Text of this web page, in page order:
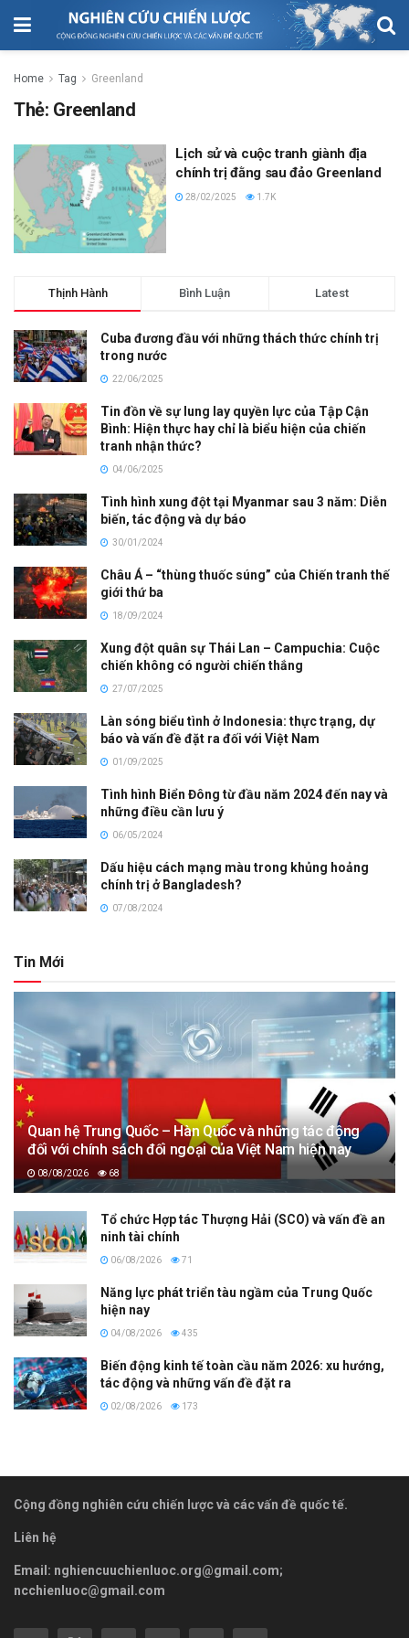
Home Tag Greenland
Thẻ: Greenland
Lịch sử và cuộc tranh giành địa
chính trị đằng sau đảo Greenland
28/02/2025 1.7K
Thịnh Hành Bình Luận Latest
Cuba đương đầu với những thách thức chính trị
trong nước
22/06/2025
Tin đồn về sự lung lay quyền lực của Tập Cận
Bình: Hiện thực hay chỉ là biểu hiện của chiến
tranh nhận thức?
04/06/2025
Tình hình xung đột tại Myanmar sau 3 năm: Diễn
biến, tác động và dự báo
30/01/2024
Châu Á – “thùng thuốc súng” của Chiến tranh thế
giới thứ ba
18/09/2024
Xung đột quân sự Thái Lan – Campuchia: Cuộc
chiến không có người chiến thắng
27/07/2025
Làn sóng biểu tình ở Indonesia: thực trạng, dự
báo và vấn đề đặt ra đối với Việt Nam
01/09/2025
Tình hình Biển Đông từ đầu năm 2024 đến nay và
những điều cần lưu ý
06/05/2024
Dấu hiệu cách mạng màu trong khủng hoảng
chính trị ở Bangladesh?
07/08/2024
Tin Mới
Quan hệ Trung Quốc – Hàn Quốc và những tác động
đối với chính sách đối ngoại của Việt Nam hiện nay
08/08/2026 68
Tổ chức Hợp tác Thượng Hải (SCO) và vấn đề an
ninh tài chính
06/08/2026 71
Năng lực phát triển tàu ngầm của Trung Quốc
hiện nay
04/08/2026 435
Biến động kinh tế toàn cầu năm 2026: xu hướng,
tác động và những vấn đề đặt ra
02/08/2026 173
Cộng đồng nghiên cứu chiến lược và các vấn đề quốc tế.
Liên hệ
Email: nghiencuuchienluoc.org@gmail.com;
ncchienluoc@gmail.com